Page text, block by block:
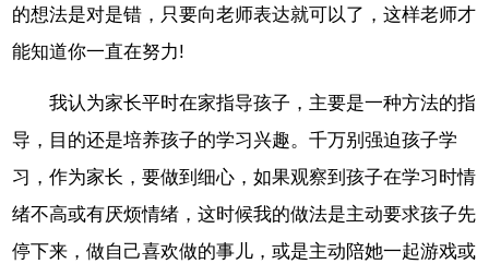
的想法是对是错，只要向老师表达就可以了，这样老师才
能知道你一直在努力!
我认为家长平时在家指导孩子，主要是一种方法的指
导，目的还是培养孩子的学习兴趣。千万别强迫孩子学
习，作为家长，要做到细心，如果观察到孩子在学习时情
绪不高或有厌烦情绪，这时候我的做法是主动要求孩子先
停下来，做自己喜欢做的事儿，或是主动陪她一起游戏或